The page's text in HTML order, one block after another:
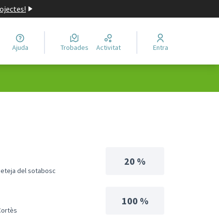
Ajuda Trobades Activitat Entra
del sotabosc
20 %
100 %